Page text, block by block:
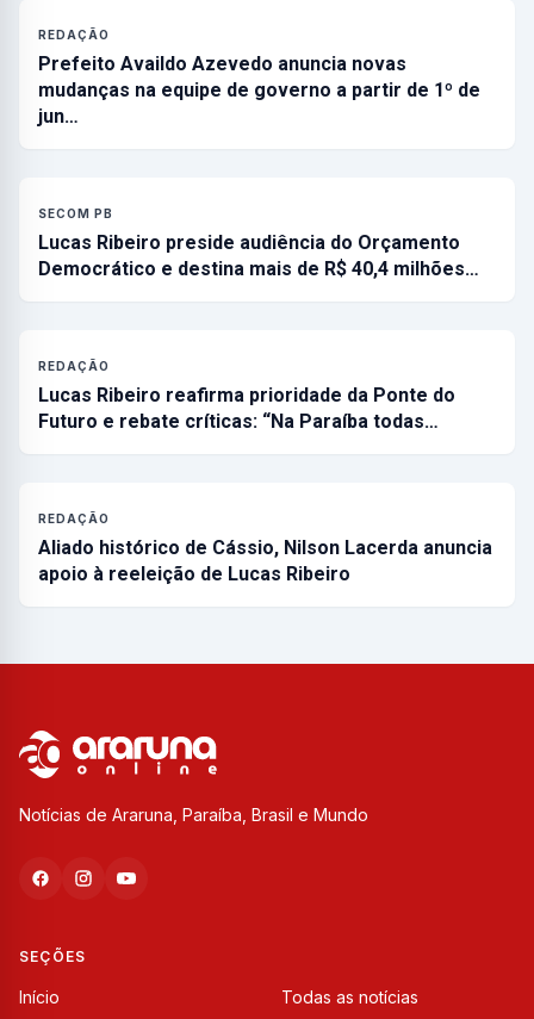
REDAÇÃO
Prefeito Availdo Azevedo anuncia novas
mudanças na equipe de governo a partir de 1º de
jun…
SECOM PB
Lucas Ribeiro preside audiência do Orçamento
Democrático e destina mais de R$ 40,4 milhões…
REDAÇÃO
Lucas Ribeiro reafirma prioridade da Ponte do
Futuro e rebate críticas: “Na Paraíba todas…
REDAÇÃO
Aliado histórico de Cássio, Nilson Lacerda anuncia
apoio à reeleição de Lucas Ribeiro
Notícias de Araruna, Paraíba, Brasil e Mundo
SEÇÕES
Início
Todas as notícias